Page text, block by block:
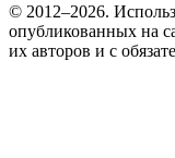
© 2012–2026.
опубликованных на
их авторов и c